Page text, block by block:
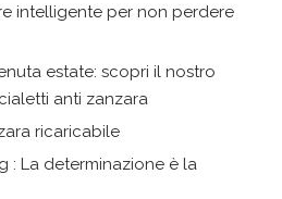
intelligente per non perdere
estate: scopri il nostro
anti zanzara
ricaricabile
: La determinazione è la